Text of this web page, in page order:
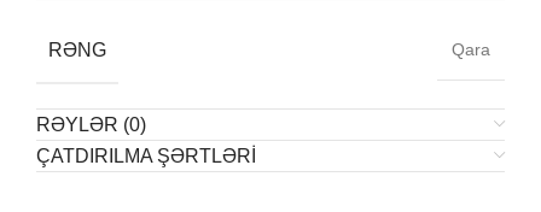
RƏNG Qara
RƏYLƏR (0)
ÇATDIRILMA ŞƏRTLƏRI